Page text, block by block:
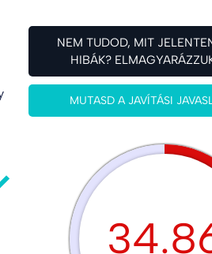
NEM TUDOD, MIT
HIBÁK?
MUTASD A JAVÍTÁSI